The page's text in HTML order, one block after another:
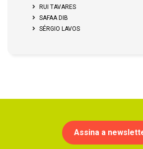
RUI TAVARES
SAFAA DIB
SÉRGIO LAVOS
Assina a